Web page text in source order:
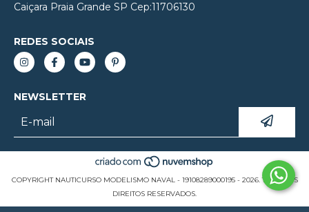
Caiçara Praia Grande SP Cep:11706130
REDES SOCIAIS
NEWSLETTER
COPYRIGHT NAUTICURSO MODELISMO NAVAL - 19108289000195 - 2026. TODOS OS
DIREITOS RESERVADOS.